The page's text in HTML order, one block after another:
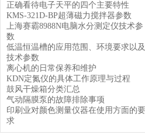
正确看待电子天平的四个主要特性
KMS-321D-BP超薄磁力搅拌器参数
上海赛霸8988N电脑水分测定仪技术参
数
低温恒温槽的应用范围、环境要求以及
技术参数
离心机的日常保养和维护
KDN定氮仪的具体工作原理与过程
鼓风干燥箱分类汇总
气动隔膜泵的故障排除事项
印刷业对颜色测量仪器在使用方面的要
求